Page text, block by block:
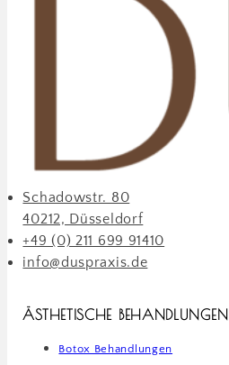
Schadowstr. 80
40212, Düsseldorf
+49 (0) 211 699 91410
info@duspraxis.de
ÄSTHETISCHE BEHANDLUNGEN
Botox Behandlungen